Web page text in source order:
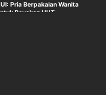
Pria Berpakaian Wanita
Rayakan HUT